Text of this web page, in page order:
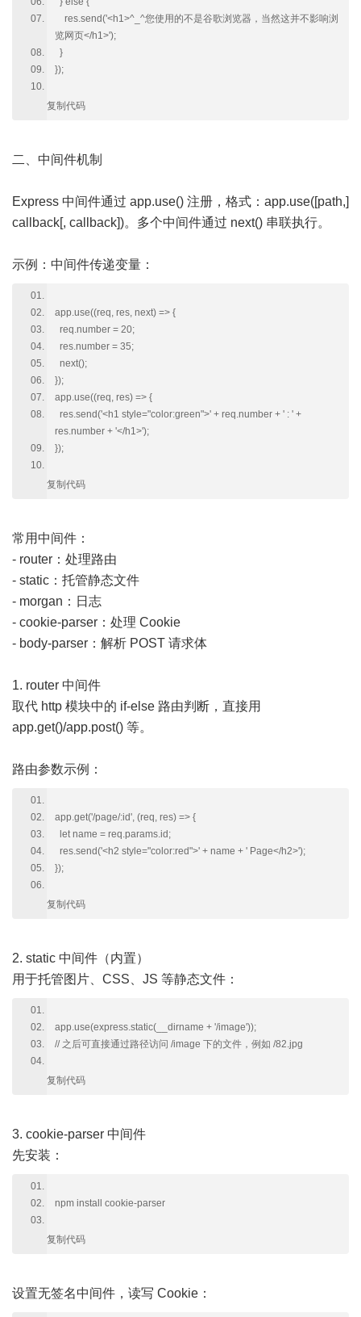
res.send('<h1>^_^您使用的不是谷歌浏览器，当然这并不影响浏
览网页</h1>');
}
});
复制代码
二、中间件机制
Express 中间件通过 app.use() 注册，格式：app.use([path,]
callback[, callback])。多个中间件通过 next() 串联执行。
示例：中间件传递变量：
app.use((req, res, next) => {
req.number = 20;
res.number = 35;
next();
});
app.use((req, res) => {
res.send('<h1 style="color:green">' + req.number + ' : ' +
res.number + '</h1>');
});
复制代码
常用中间件：
- router：处理路由
- static：托管静态文件
- morgan：日志
- cookie-parser：处理 Cookie
- body-parser：解析 POST 请求体
1. router 中间件
取代 http 模块中的 if-else 路由判断，直接用
app.get()/app.post() 等。
路由参数示例：
app.get('/page/:id', (req, res) => {
let name = req.params.id;
res.send('<h2 style="color:red">' + name + ' Page</h2>');
});
复制代码
2. static 中间件（内置）
用于托管图片、CSS、JS 等静态文件：
app.use(express.static(__dirname + '/image'));
// 之后可直接通过路径访问 /image 下的文件，例如 /82.jpg
复制代码
3. cookie-parser 中间件
先安装：
npm install cookie-parser
复制代码
设置无签名中间件，读写 Cookie：